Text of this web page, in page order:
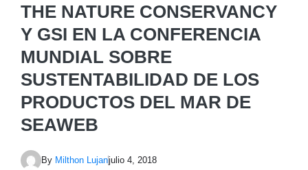
THE NATURE CONSERVANCY
Y GSI EN LA CONFERENCIA
MUNDIAL SOBRE
SUSTENTABILIDAD DE LOS
PRODUCTOS DEL MAR DE
SEAWEB
By Milthon Lujanjulio 4, 2018